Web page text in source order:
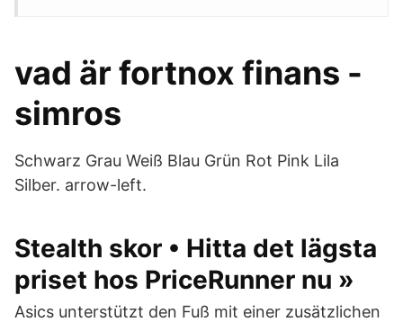
vad är fortnox finans -
simros
Schwarz Grau Weiß Blau Grün Rot Pink Lila
Silber. arrow-left.
Stealth skor • Hitta det lägsta
priset hos PriceRunner nu »
Asics unterstützt den Fuß mit einer zusätzlichen